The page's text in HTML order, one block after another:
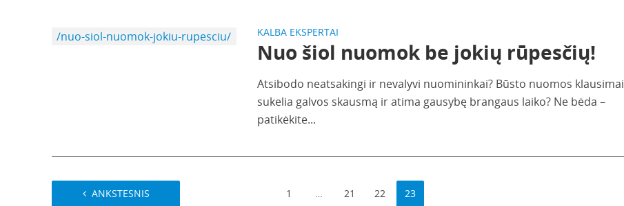
/nuo-siol-nuomok-jokiu-rupesciu/ KALBA EKSPERTAI
Nuo šiol nuomok be jokių rūpesčių!
Atsibodo neatsakingi ir nevalyvi nuomininkai? Būsto nuomos klausimai
sukelia galvos skausmą ir atima gausybę brangaus laiko? Ne bėda –
patikėkite...
ANKSTESNIS 1 … 21 22 23